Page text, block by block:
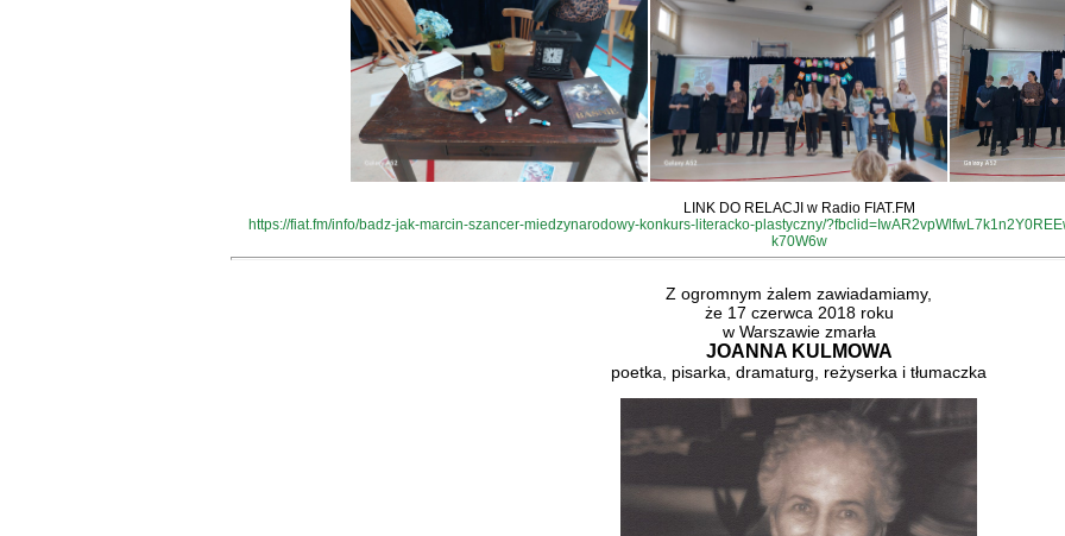
LINK DO RELACJI w Radio FIAT.FM
https://fiat.fm/info/badz-jak-marcin-szancer-miedzynarodowy-konkurs-literacko-plastyczny/
k70W6w
Z ogromnym żalem zawiadamiamy,
że 17 czerwca 2018 roku
w Warszawie zmarła
JOANNA KULMOWA
poetka, pisarka, dramaturg, reżyserka i tłumaczka